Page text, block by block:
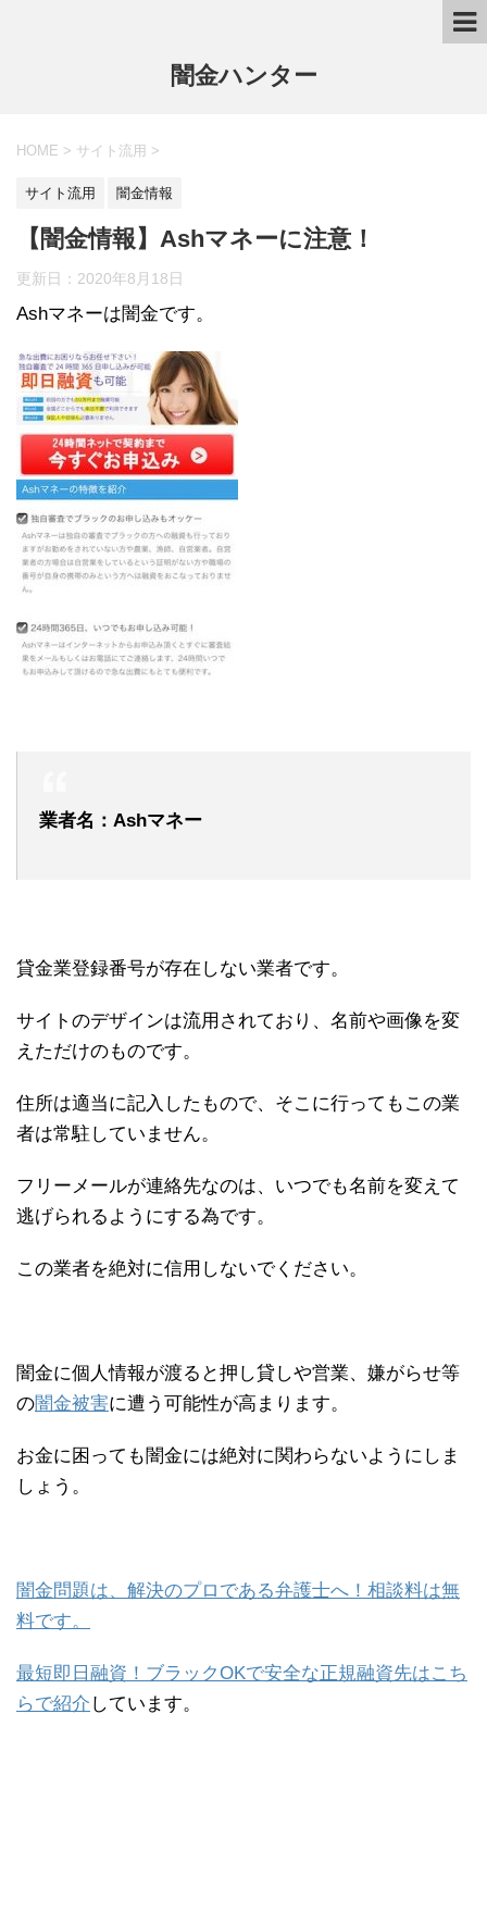
闇金ハンター
HOME > サイト流用 >
サイト流用 闇金情報
【闇金情報】Ashマネーに注意！
更新日： 2020年8月18日
Ashマネーは闇金です。
業者名：Ashマネー
貸金業登録番号が存在しない業者です。
サイトのデザインは流用されており、名前や画像を変
えただけのものです。
住所は適当に記入したもので、そこに行ってもこの業
者は常駐していません。
フリーメールが連絡先なのは、いつでも名前を変えて
逃げられるようにする為です。
この業者を絶対に信用しないでください。
闇金に個人情報が渡ると押し貸しや営業、嫌がらせ等
の闇金被害に遭う可能性が高まります。
お金に困っても闇金には絶対に関わらないようにしま
しょう。
闇金問題は、解決のプロである弁護士へ！相談料は無
料です。
最短即日融資！ブラックOKで安全な正規融資先はこち
らで紹介 しています。